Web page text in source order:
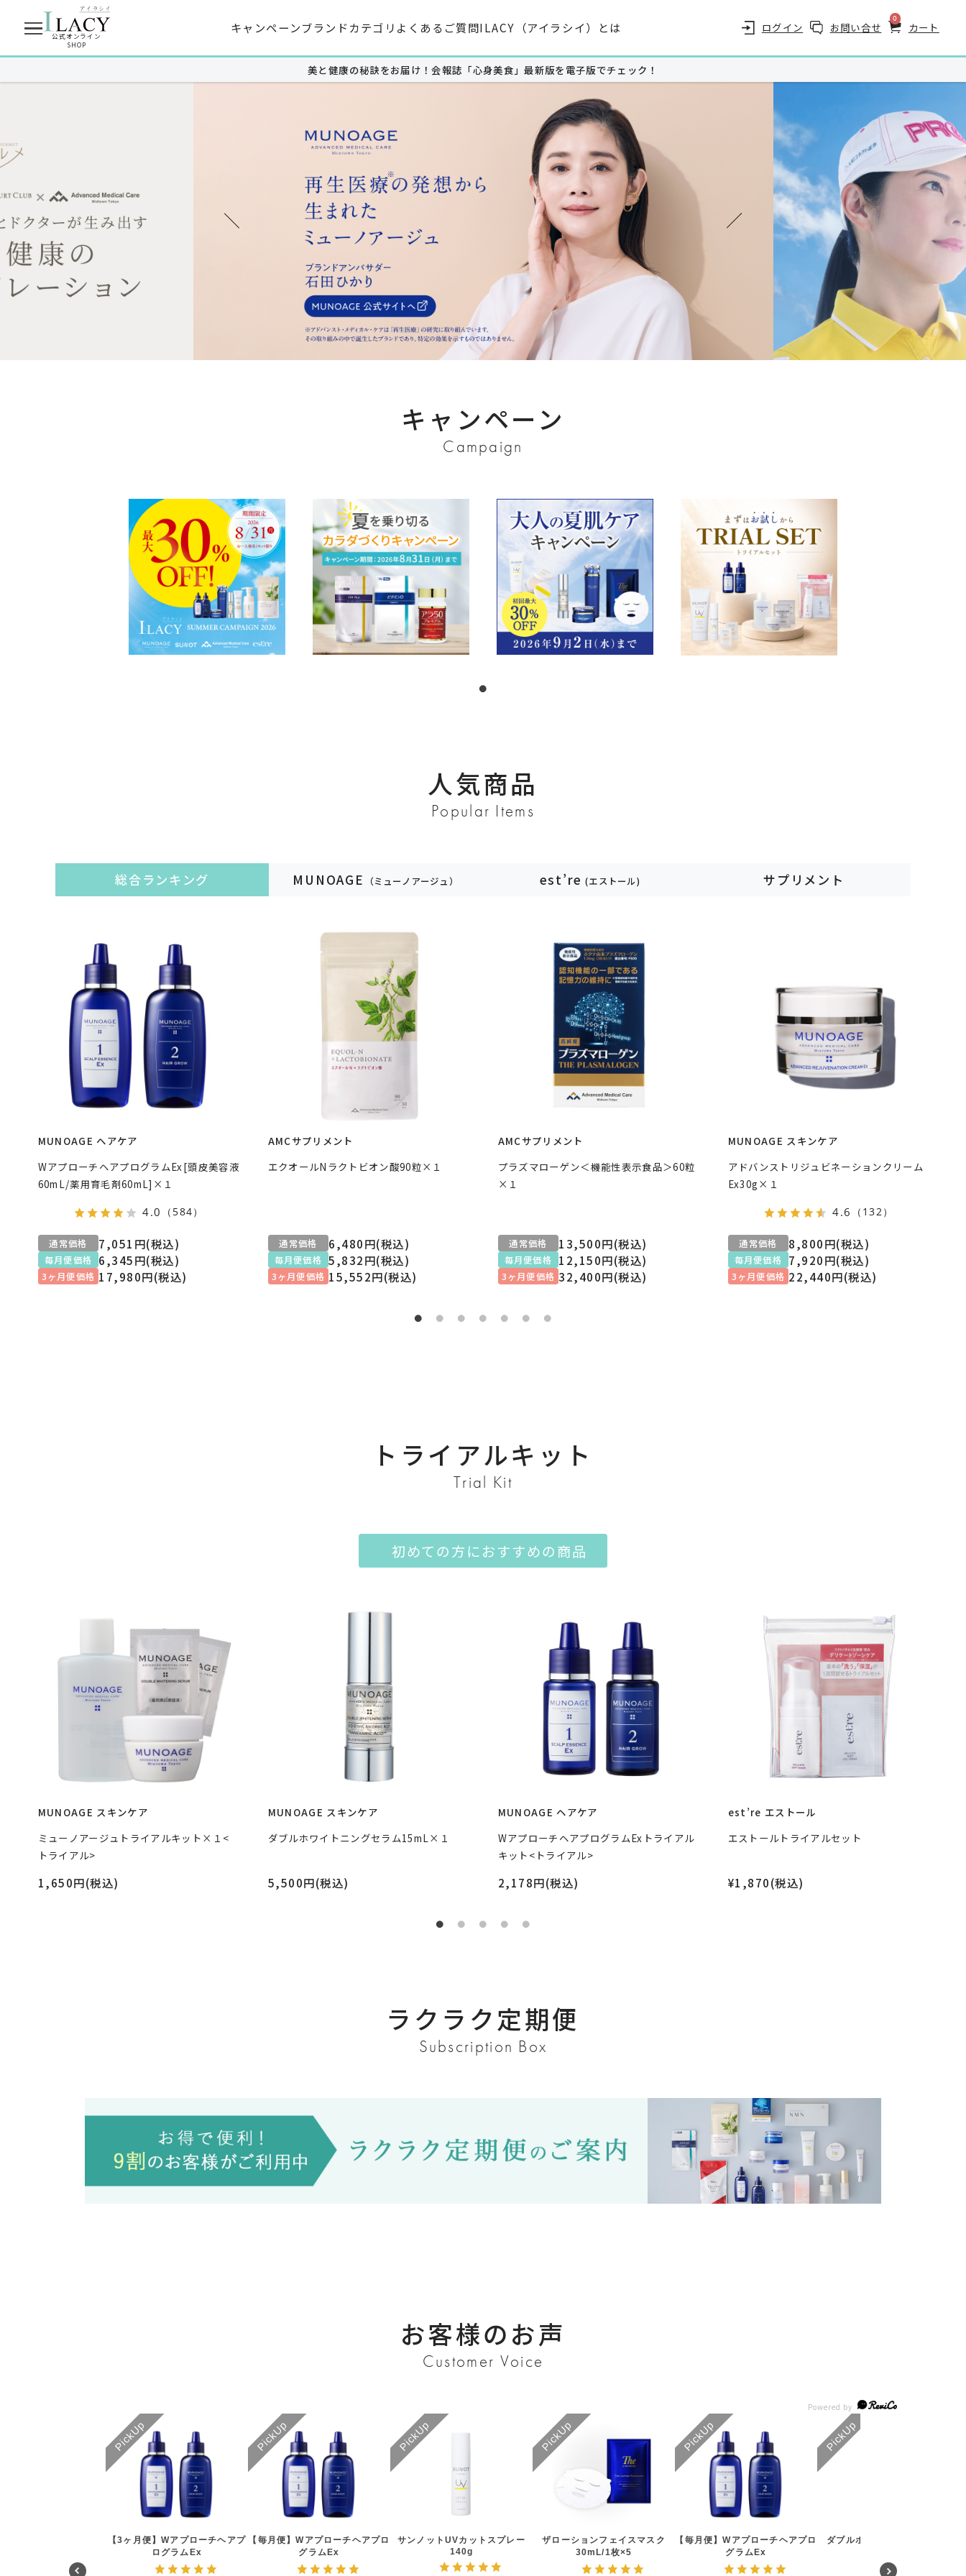
クレンジング
洗顔
ハリうるおい化粧水
薬用美白化粧水
ハリ弾力クリーム
導入美白美容液
高機能ハリ弾力化粧水
高機能ハリ弾力クリーム
紫外線対策サプリメント
日焼け止めスプレー
日焼け止めクリーム（色付）
日焼け止めクリーム（無色）
日焼け止めパウダー
Advanced Medical Care サプリメント
ヒアルロン酸
至福のグルメ
バスアメニティ フルセットBOX
デリケートソフトウォッシュ
デリケートソフトジェルクリーム
デリケートリッチオイルセラム
インナージェル ラクトバチルス乳酸菌配合
オイルインバスソルト
トライアルセット
商品一覧（カテゴリ別）
スキンケア
ヘアケア
スキンケアプレミアム
サンノット(UVケア)
至福のグルメ
ザ・カハラ バスアメニティー
女性のセルフケア
RTTGポイント利用規約
ラクラク定期便
ILACY（アイラシイ）とは
公式オンライン
SHOP
キャンペーンブランド カテゴリ よくあるご質問ILACY（アイラシイ）とは ログイン お問い合せ
0
カート
美と健康の秘訣をお届け！会報誌「心身美食」最新版を電子版でチェック！
キャンペーン
Campaign
人気商品
Popular Items
総合ランキング MUNOAGE （ミューノアージュ） est’re (エストール) サプリメント
MUNOAGE ヘアケア
WアプローチヘアプログラムEx[頭皮美容液
60mL/薬用育毛剤60mL]×１
4.0
（584）
通常価格 7,051円(税込)
毎月便価格 6,345円(税込)
3ヶ月便価格 17,980円(税込)
AMCサプリメント
エクオールNラクトビオン酸90粒×１
通常価格 6,480円(税込)
毎月便価格 5,832円(税込)
3ヶ月便価格 15,552円(税込)
AMCサプリメント
プラズマローゲン＜機能性表示食品＞60粒
×１
通常価格 13,500円(税込)
毎月便価格 12,150円(税込)
3ヶ月便価格 32,400円(税込)
MUNOAGE スキンケア
アドバンストリジュビネーションクリーム
Ex30g×１
4.6
（132）
通常価格 8,800円(税込)
毎月便価格 7,920円(税込)
3ヶ月便価格 22,440円(税込)
トライアルキット
Trial Kit
初めての方におすすめの商品
MUNOAGE スキンケア
ミューノアージュトライアルキット×１<
トライアル>
1,650円(税込)
MUNOAGE スキンケア
ダブルホワイトニングセラム15mL×１
5,500円(税込)
MUNOAGE ヘアケア
WアプローチヘアプログラムExトライアル
キット<トライアル>
2,178円(税込)
est’re エストール
エストールトライアルセット
¥1,870(税込)
ラクラク定期便
Subscription Box
お客様のお声
Customer Voice
【3ヶ月便】Wアプローチヘアプ
ログラムEx
【毎月便】Wアプローチヘアプロ
グラムEx
サンノットUVカットスプレー
140g
ザローションフェイスマスク
30mL/1枚×5
【毎月便】Wアプローチヘアプロ
グラムEx
ダブルホワイトニングセラム